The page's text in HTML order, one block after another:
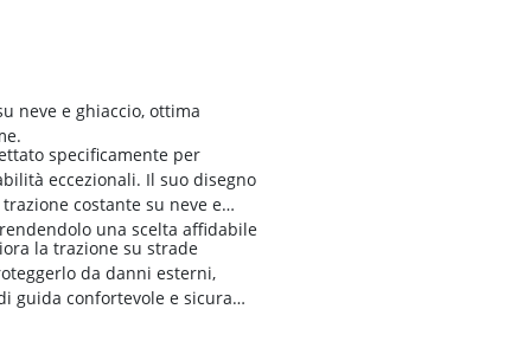
neve e ghiaccio, ottima
specificamente per
eccezionali. Il suo disegno
costante su neve e
una scelta affidabile
la trazione su strade
da danni esterni,
guida confortevole e sicura